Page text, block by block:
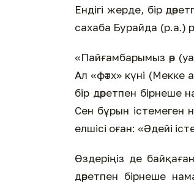
Ендігі жерде, бір
сахаба Бурайда (р.а.)
«Пайғамбарымыз әр
Ал «фәтх» күні (Мекке
бір дәретпен
Сен бұрын істемеген
елшісі оған: «Әдейі
Өздеріңіз де
дәретпен бірнеше